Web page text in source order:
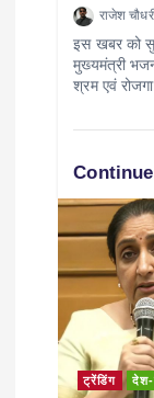
राजेश
इस खबर को
मुख्यमंत्री
श्रम एवं
ट्रेंडिंग देश-